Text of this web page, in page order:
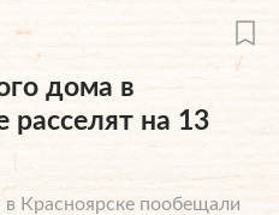
дома в
расселят на 13
Красноярске пообещали